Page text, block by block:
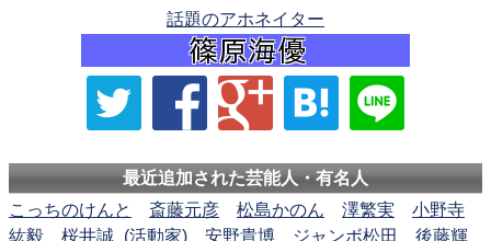
話題のアホネイター
最近追加された芸能人・有名人
こっちのけんと
斎藤元彦 松島かのん 澤繁実
小野寺
紘毅
桜井誠_(活動家) 安野貴博 ジャンボ松田
後藤輝